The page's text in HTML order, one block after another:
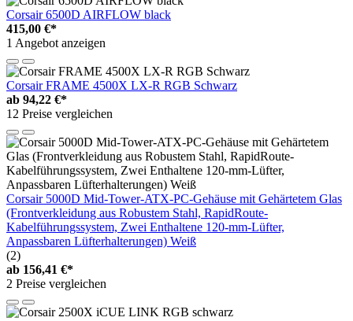
Corsair 6500D AIRFLOW black
415,00 €*
1 Angebot anzeigen
Corsair FRAME 4500X LX-R RGB Schwarz
ab 94,22 €*
12 Preise vergleichen
Corsair 5000D Mid-Tower-ATX-PC-Gehäuse mit Gehärtetem Glas
(Frontverkleidung aus Robustem Stahl, RapidRoute-
Kabelführungssystem, Zwei Enthaltene 120-mm-Lüfter,
Anpassbaren Lüfterhalterungen) Weiß
(2)
ab 156,41 €*
2 Preise vergleichen